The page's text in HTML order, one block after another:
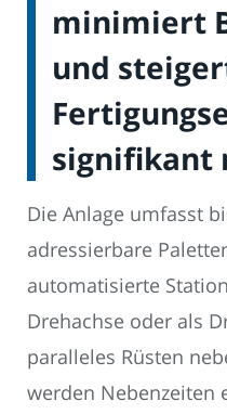
minimiert
und
signifikant
Die Anlage umfasst
adressierbare
automatisierte
Drehachse oder als
paralleles Rüsten
werden Nebenzeiten